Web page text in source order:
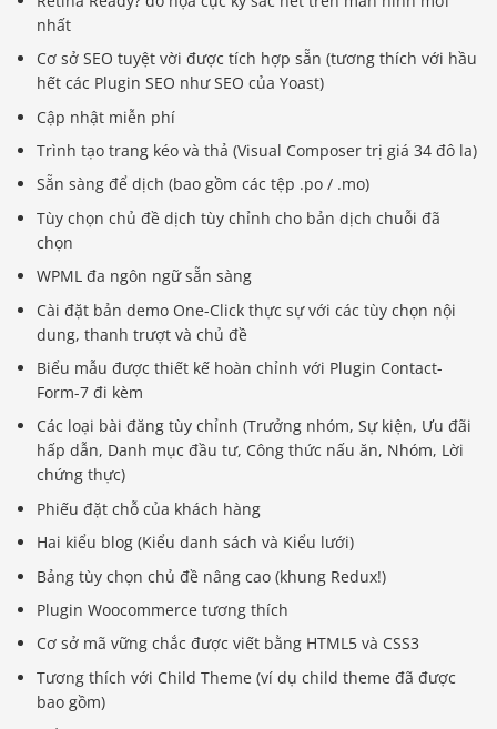
nhất
Cơ sở SEO tuyệt vời được tích hợp sẵn (tương thích với hầu
hết các Plugin SEO như SEO của Yoast)
Cập nhật miễn phí
Trình tạo trang kéo và thả (Visual Composer trị giá 34 đô la)
Sẵn sàng để dịch (bao gồm các tệp .po / .mo)
Tùy chọn chủ đề dịch tùy chỉnh cho bản dịch chuỗi đã
chọn
WPML đa ngôn ngữ sẵn sàng
Cài đặt bản demo One-Click thực sự với các tùy chọn nội
dung, thanh trượt và chủ đề
Biểu mẫu được thiết kế hoàn chỉnh với Plugin Contact-
Form-7 đi kèm
Các loại bài đăng tùy chỉnh (Trưởng nhóm, Sự kiện, Ưu đãi
hấp dẫn, Danh mục đầu tư, Công thức nấu ăn, Nhóm, Lời
chứng thực)
Phiếu đặt chỗ của khách hàng
Hai kiểu blog (Kiểu danh sách và Kiểu lưới)
Bảng tùy chọn chủ đề nâng cao (khung Redux!)
Plugin Woocommerce tương thích
Cơ sở mã vững chắc được viết bằng HTML5 và CSS3
Tương thích với Child Theme (ví dụ child theme đã được
bao gồm)